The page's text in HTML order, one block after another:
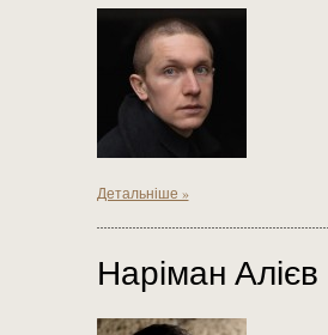
Детальніше »
Наріман Алієв